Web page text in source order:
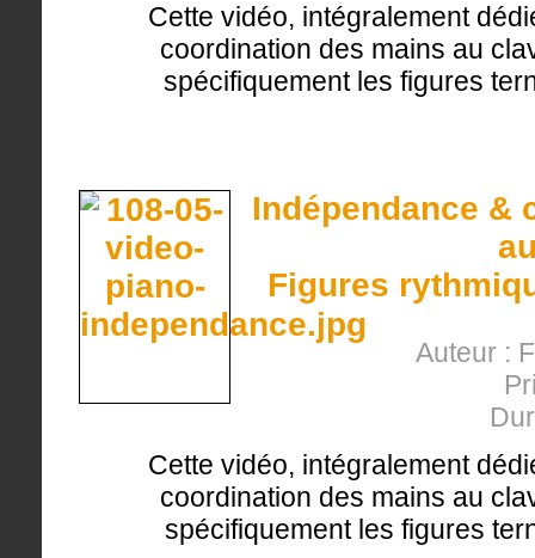
Cette vidéo, intégralement
coordination des mains au
spécifiquement les figures
Indépendance &
Figures
Auteur :
Cette vidéo, intégralement
coordination des mains au
spécifiquement les figures